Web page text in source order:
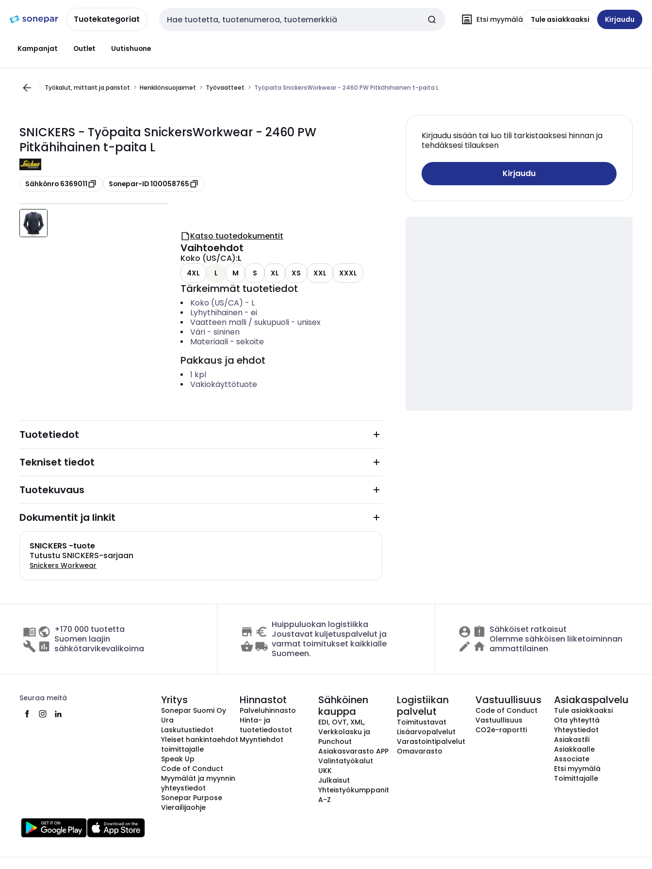
navigointiinsisältöönTuotekategoriat Haku Etsi myymälä Tule asiakkaaksi Kirjaudu
Kampanjat Outlet Uutishuone
Työkalut, mittarit ja paristot Henkilönsuojaimet Työvaatteet Työpaita SnickersWorkwear - 2460 PW Pitkähihainen t-paita L
SNICKERS - Työpaita SnickersWorkwear - 2460 PW
Pitkähihainen t-paita L
Kopioi
Sähkönro 6369011 Kopioi
Sonepar-ID 100058765
Kirjaudu sisään tai luo tili tarkistaaksesi hinnan ja
tehdäksesi tilauksen
Kirjaudu
Katso tuotedokumentit
Vaihtoehdot
Koko (US/CA):L
4XL L M S XL XS XXL XXXL
Tärkeimmät tuotetiedot
Koko (US/CA) - L
Lyhythihainen- ei
Vaatteen malli / sukupuoli- unisex
Väri- sininen
Materiaali- sekoite
Pakkaus ja ehdot
1 kpl
Vakiokäyttötuote
Tuotetiedot
Tekniset tiedot
Tuotekuvaus
Dokumentit ja linkit
SNICKERS -tuote
Tutustu SNICKERS-sarjaan
Snickers Workwear
+170 000 tuotetta
Suomen laajin
sähkötarvikevalikoima
Huippuluokan logistiikka
Joustavat kuljetuspalvelut ja
varmat toimitukset kaikkialle
Suomeen.
Sähköiset ratkaisut
Olemme sähköisen liiketoiminnan
ammattilainen
Seuraa meitä Yritys
Sonepar Suomi Oy
Ura
Laskutustiedot
Yleiset hankintaehdot
toimittajalle
Speak Up
Code of Conduct
Myymälät ja myynnin
yhteystiedot
Sonepar Purpose
Vierailijaohje
Hinnastot
Palveluhinnasto
Hinta- ja
tuotetiedostot
Myyntiehdot
Sähköinen
kauppa
EDI, OVT, XML,
Verkkolasku ja
Punchout
Asiakasvarasto APP
Valintatyökalut
UKK
Julkaisut
Yhteistyökumppanit
A-Z
Logistiikan
palvelut
Toimitustavat
Lisäarvopalvelut
Varastointipalvelut
Omavarasto
Vastuullisuus
Code of Conduct
Vastuullisuus
CO2e-raportti
Asiakaspalvelu
Tule asiakkaaksi
Ota yhteyttä
Yhteystiedot
Asiakastili
Asiakkaalle
Associate
Etsi myymälä
Toimittajalle